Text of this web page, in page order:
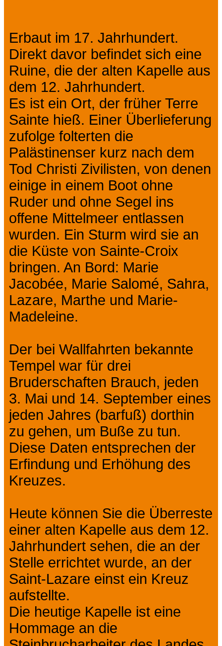
Erbaut im 17. Jahrhundert.
Direkt davor befindet sich eine
Ruine, die der alten Kapelle aus
dem 12. Jahrhundert.
Es ist ein Ort, der früher Terre
Sainte hieß. Einer Überlieferung
zufolge folterten die
Palästinenser kurz nach dem
Tod Christi Zivilisten, von denen
einige in einem Boot ohne
Ruder und ohne Segel ins
offene Mittelmeer entlassen
wurden. Ein Sturm wird sie an
die Küste von Sainte-Croix
bringen. An Bord: Marie
Jacobée, Marie Salomé, Sahra,
Lazare, Marthe und Marie-
Madeleine.
Der bei Wallfahrten bekannte
Tempel war für drei
Bruderschaften Brauch, jeden
3. Mai und 14. September eines
jeden Jahres (barfuß) dorthin
zu gehen, um Buße zu tun.
Diese Daten entsprechen der
Erfindung und Erhöhung des
Kreuzes.
Heute können Sie die Überreste
einer alten Kapelle aus dem 12.
Jahrhundert sehen, die an der
Stelle errichtet wurde, an der
Saint-Lazare einst ein Kreuz
aufstellte.
Die heutige Kapelle ist eine
Hommage an die